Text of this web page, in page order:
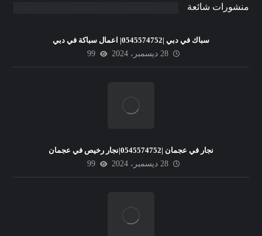
منشورات شائعة
سباك في دبي |0545574752| اعمال سباكة في دبي
28 ديسمبر، 2024
99
نجار في عجمان |0545574752|نجار رخيص في عجمان
28 ديسمبر، 2024
99